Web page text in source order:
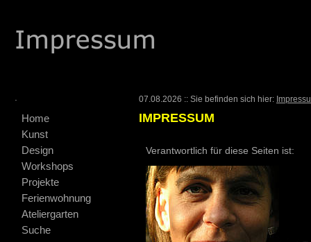
Home
Kunst
Design
Workshops
Projekte
Ferienwohnung
Ateliergarten
Suche
07.08.2026 :: Sie befinden sich hier:
IMPRESSUM
Verantwortlich für diese Seiten ist: